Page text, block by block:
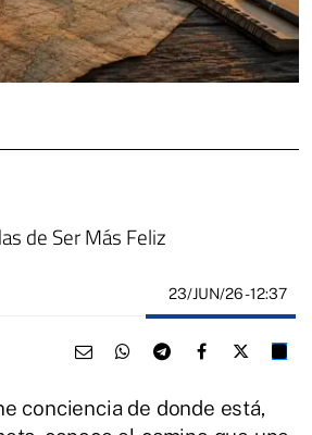
de Ser Más Feliz
23/JUN/26- 12:37
conciencia de donde está,